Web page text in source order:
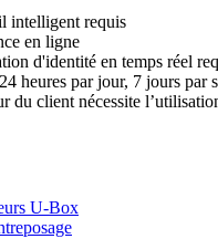
intelligent requis
en ligne
d'identité en temps réel
heures par jour, 7 jours par
du client nécessite
U-Box